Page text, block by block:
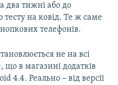
два тижні або до
на ковід. Те ж саме
телефонів.
не на всі
що в магазині додатків
4.4. Реально ‒ від версії